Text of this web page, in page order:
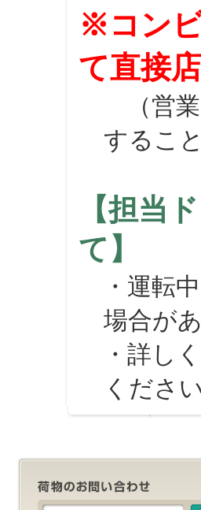
※コン
て直接
（営業
するこ
【担当
て】
・運転中
場合が
・詳し
ください